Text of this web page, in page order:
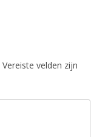
Vereiste velden zijn